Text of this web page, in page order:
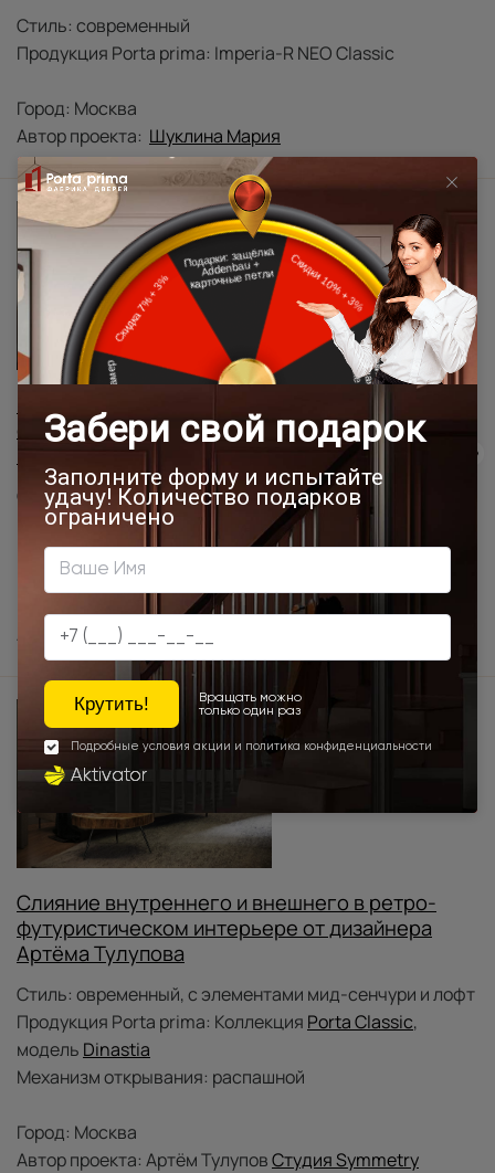
Стиль: современный
Продукция Porta prima: Imperia-R NEO Classic
Город: Москва
Автор проекта: Шуклина Мария
функциональном интерьере от студии
«Симметрия»
Стиль: современный
Продукция Porta prima: Коллекция Tivoli под покраску
Механизм открывания: распашной
Автор проекта:
Студия Symmetry
Слияние внутреннего и внешнего в ретро-
футуристическом интерьере от дизайнера
Артёма Тулупова
Стиль: овременный, с элементами мид-сенчури и лофт
Продукция Porta prima: Коллекция Porta Classic,
модель Dinastia
Механизм открывания: распашной
Город: Москва
Автор проекта: Артём ТулуповСтудия Symmetry